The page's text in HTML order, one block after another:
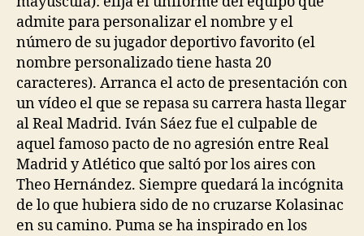
admite para personalizar el nombre y el
número de su jugador deportivo favorito (el
nombre personalizado tiene hasta 20
caracteres). Arranca el acto de presentación con
un vídeo el que se repasa su carrera hasta llegar
al Real Madrid. Iván Sáez fue el culpable de
aquel famoso pacto de no agresión entre Real
Madrid y Atlético que saltó por los aires con
Theo Hernández. Siempre quedará la incógnita
de lo que hubiera sido de no cruzarse Kolasinac
en su camino. Puma se ha inspirado en los